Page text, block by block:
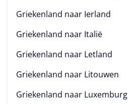
Griekenland naar Ierland
Griekenland naar Italië
Griekenland naar Letland
Griekenland naar Litouwen
Griekenland naar Luxemburg